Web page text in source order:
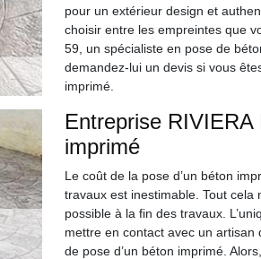
pour un extérieur design et
choisir entre les empreintes que
59, un spécialiste en pose de
demandez-lui un devis si vous
imprimé.
Entreprise
imprimé
Le coût de la pose d’un béton
travaux est inestimable. Tout
possible à la fin des travaux.
mettre en contact avec un
de pose d’un béton imprimé.